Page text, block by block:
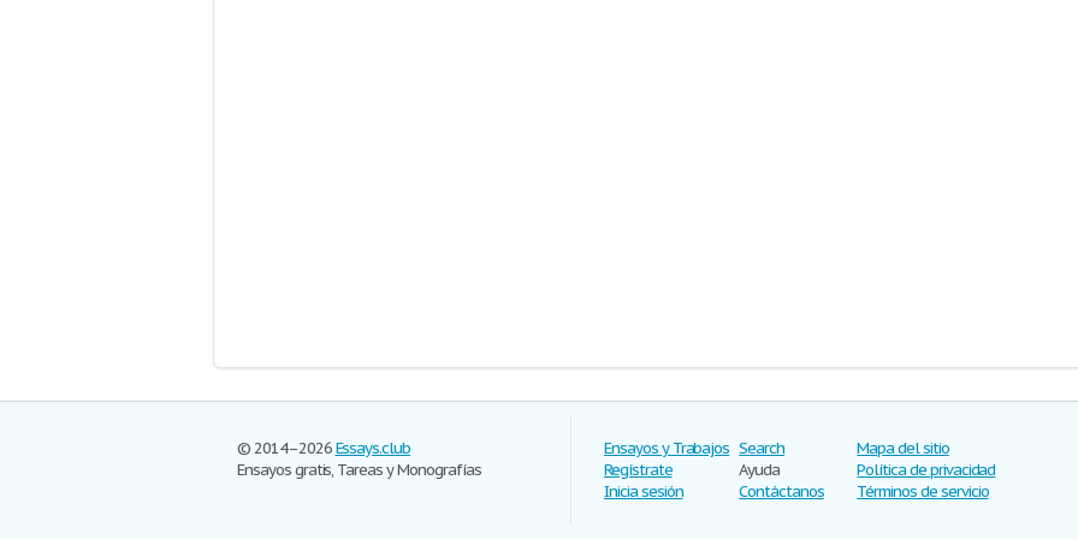
© 2014–2026Essays.club
Ensayos gratis, Tareas y Monografías
Ensayos y Trabajos
Regístrate
Inicia sesión
Search
Ayuda
Contáctanos
Mapa del sitio
Política de privacidad
Términos de servicio